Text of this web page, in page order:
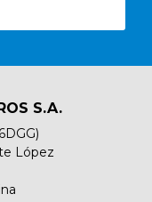
S.A.
López